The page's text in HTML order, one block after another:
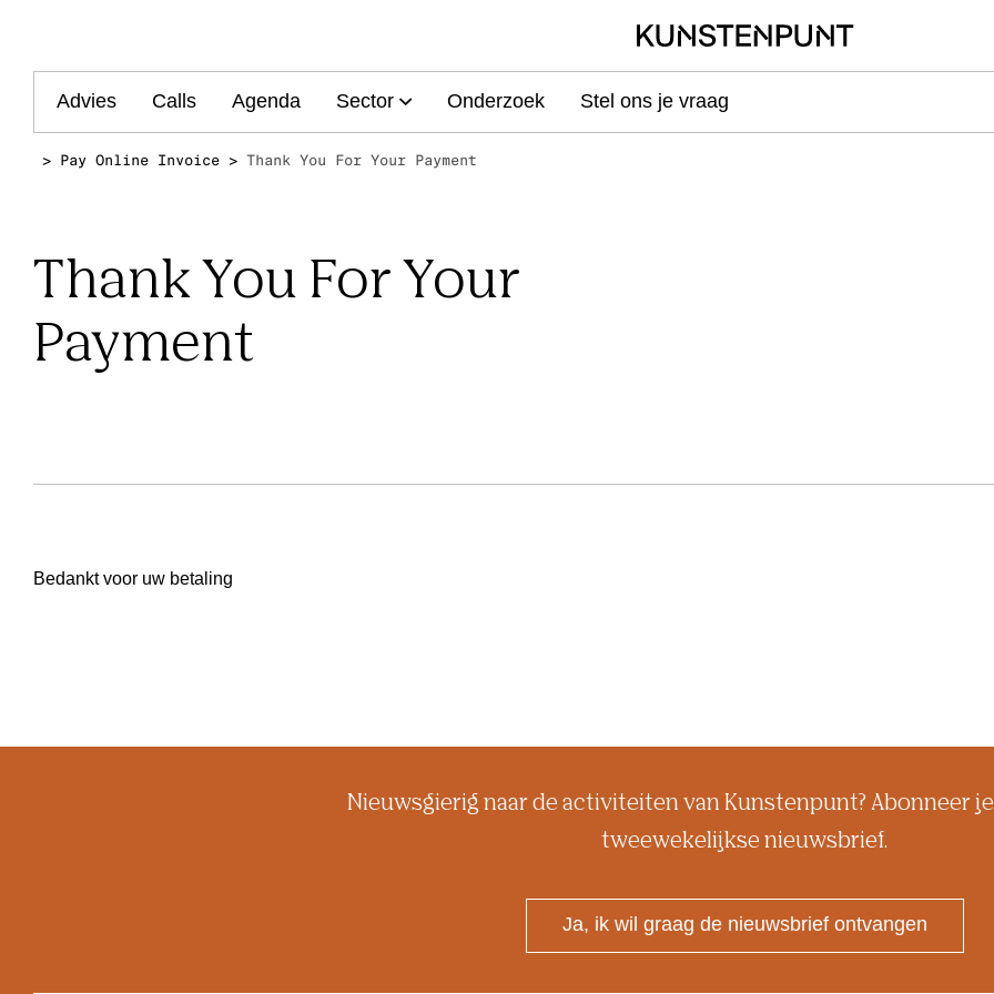
Advies Calls Agenda Sector Onderzoek Stel ons je vraag
Pay Online Invoice Thank You For Your Payment
Thank You For Your
Payment
Bedankt voor uw betaling
Nieuwsgierig naar de activiteiten van Kunstenpunt? Abonneer
tweewekelijkse nieuwsbrief.
Ja, ik wil graag de nieuwsbrief ontvangen